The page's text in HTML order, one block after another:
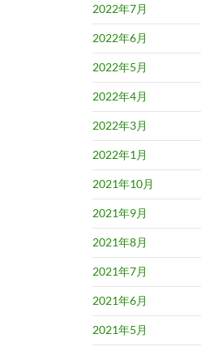
2022年7月
2022年6月
2022年5月
2022年4月
2022年3月
2022年1月
2021年10月
2021年9月
2021年8月
2021年7月
2021年6月
2021年5月